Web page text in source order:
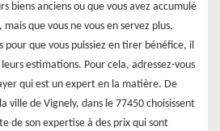
biens anciens ou que vous avez accumulé
que vous ne vous en servez plus,
pour que vous puissiez en tirer bénéfice, il
estimations. Pour cela, adressez-vous
qui est un expert en la matière. De
ville de Vignely, dans le 77450 choisissent
de son expertise à des prix qui sont